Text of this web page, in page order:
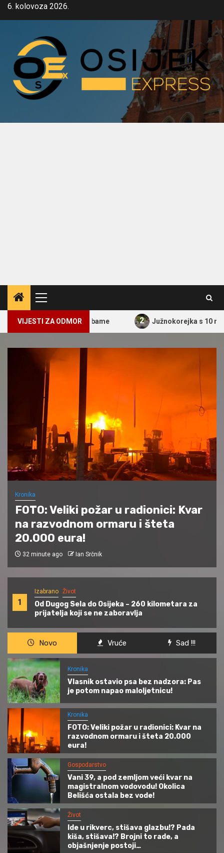
Skip6. kolovoza 2026.
Primary
Menu
VIJESTI ZA ODMOR
Obame 2 Južnokorejka s 10 mil. pratitelja, a koju je
1
Izabrano Život
Od Dugog Sela do Osijeka – 260 kilometara za
prijatelja koji se ne zaboravlja
Kronika
FOTO: Veliki požar u radionici: Kvar
na razvodnom ormaru i šteta
20.000 eura!
32 minute ago Ian Srčnik
Novo Vruće Sad !!!
Kronika
Vlasnik ostavio psa bez nadzora: Pas
je potom napao maloljetnicu!
Kronika
FOTO: Veliki požar u radionici: Kvar na
razvodnom ormaru i šteta 20.000
eura!
Gospodarstvo
Vani 39, a pod zemljom veći kvar na
magistralnom vodovodu! Okolica
Belišća ostala bez vode!
Život
Ide u rikverc, stišava glazbu!? Pada
kiša, stišava!? Brojni to rade, a
objašnjenje postoji…